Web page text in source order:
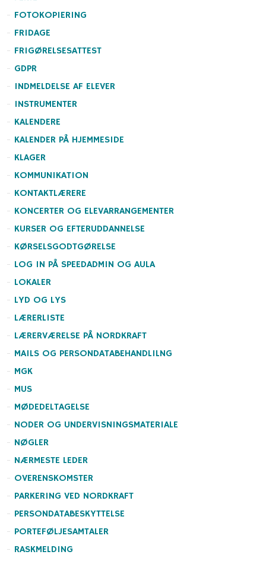
FOTOKOPIERING
FRIDAGE
FRIGØRELSESATTEST
GDPR
INDMELDELSE AF ELEVER
INSTRUMENTER
KALENDERE
KALENDER PÅ HJEMMESIDE
KLAGER
KOMMUNIKATION
KONTAKTLÆRERE
KONCERTER OG ELEVARRANGEMENTER
KURSER OG EFTERUDDANNELSE
KØRSELSGODTGØRELSE
LOG IN PÅ SPEEDADMIN OG AULA
LOKALER
LYD OG LYS
LÆRERLISTE
LÆRERVÆRELSE PÅ NORDKRAFT
MAILS OG PERSONDATABEHANDLILNG
MGK
MUS
MØDEDELTAGELSE
NODER OG UNDERVISNINGSMATERIALE
NØGLER
NÆRMESTE LEDER
OVERENSKOMSTER
PARKERING VED NORDKRAFT
PERSONDATABESKYTTELSE
PORTEFØLJESAMTALER
RASKMELDING